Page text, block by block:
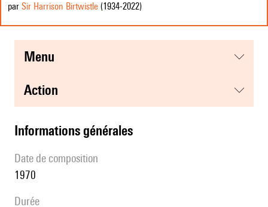
par Sir Harrison Birtwistle (1934-2022)
menu
action
informations générales
date de composition
1970
durée